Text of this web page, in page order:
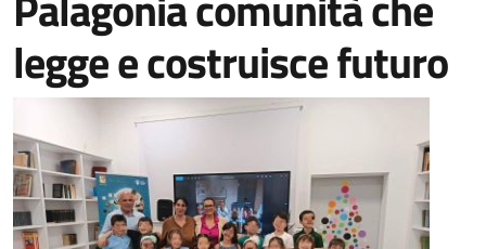
legge e costruisce futuro